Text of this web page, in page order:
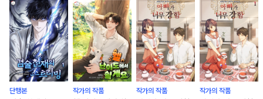
단행본 작가의 작품 작가의 작품 작가의 작품